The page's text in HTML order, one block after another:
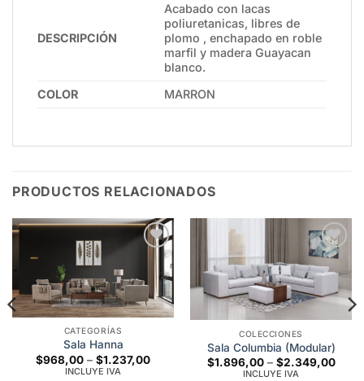
DESCRIPCIÓN
Acabado con lacas
poliuretanicas, libres de
plomo , enchapado en roble
marfil y madera Guayacan
blanco.
COLOR
MARRON
PRODUCTOS RELACIONADOS
wishlist
CATEGORÍAS
Sala Hanna
$968,00 – $1.237,00Price
INCLUYE IVA
Add to
wishlist
COLECCIONES
Sala Columbia (Modular)
$1.896,00 – $2.349,00Price
INCLUYE IVA